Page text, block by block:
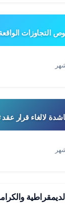
التجاوزات
لالغاء قرار عقد